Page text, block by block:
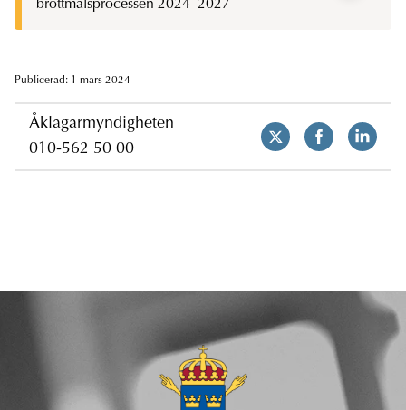
brottmålsprocessen 2024–2027
Publicerad: 1 mars 2024
Åklagarmyndigheten
010-562 50 00